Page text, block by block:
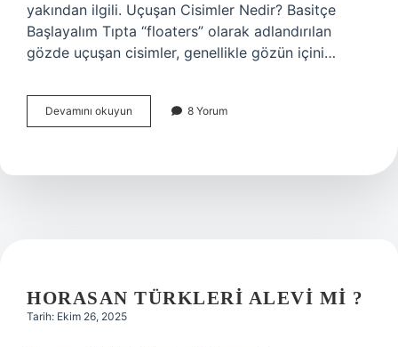
yakından ilgili. Uçuşan Cisimler Nedir? Basitçe
Başlayalım Tıpta “floaters” olarak adlandırılan
gözde uçuşan cisimler, genellikle gözün içini…
Devamını okuyun Gözümüzde
uçuşan
işaret
8 Yorum
HORASAN TÜRKLERI ALEVI MI ?
Tarih: Ekim 26, 2025